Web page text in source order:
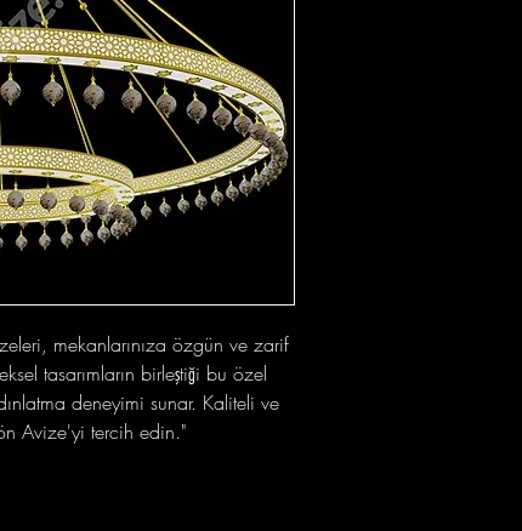
mekanlarınıza özgün ve zarif
tasarımların birleştiği bu özel
deneyimi sunar. Kaliteli ve
Avize'yi tercih edin."